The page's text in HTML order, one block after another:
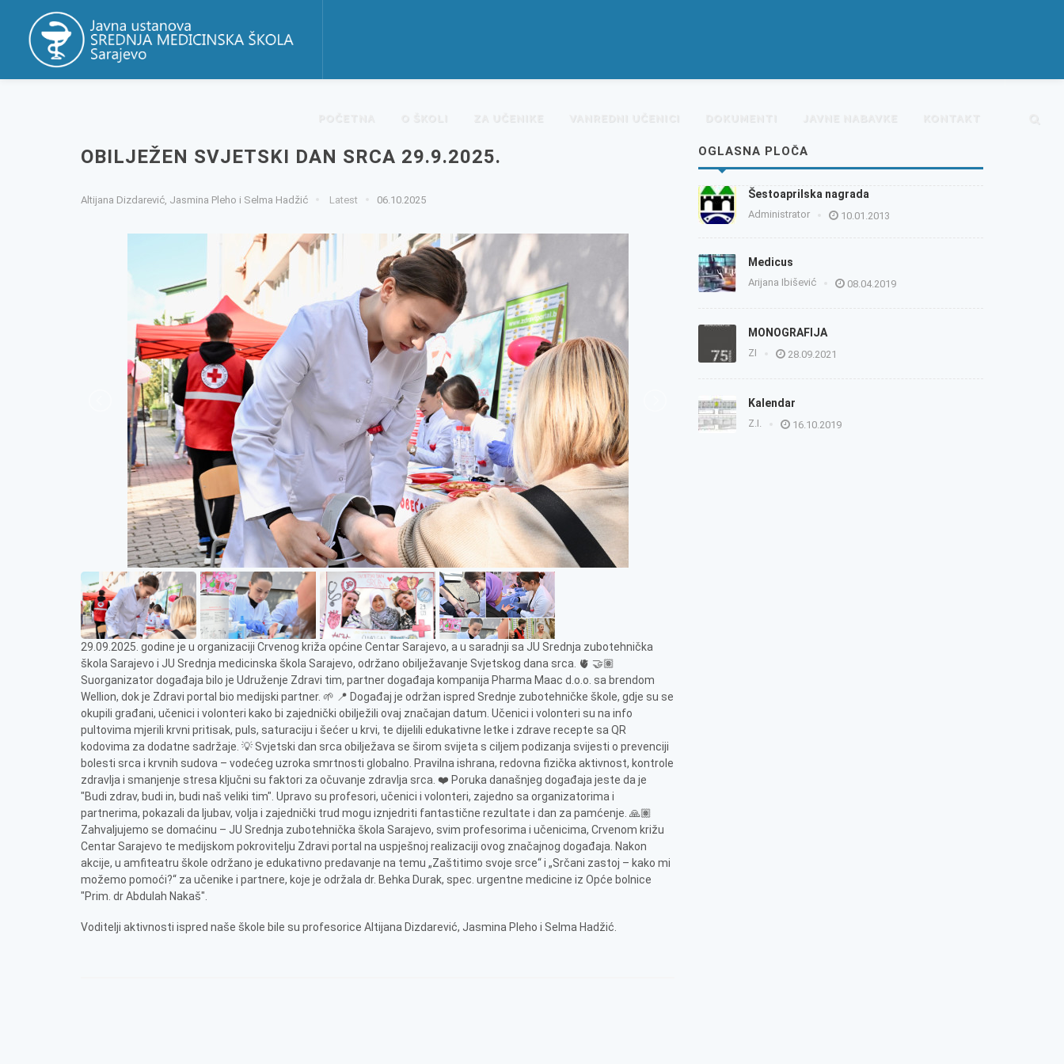
POČETNA O ŠKOLI ZA UČENIKE VANREDNI UČENICI DOKUMENTI JAVNE NABAVKE KONTAKT
OBILJEŽEN SVJETSKI DAN SRCA 29.9.2025.
Altijana Dizdarević, Jasmina Pleho i Selma Hadžić Latest 06.10.2025
29.09.2025. godine je u organizaciji Crvenog križa općine Centar Sarajevo, a u saradnji sa JU Srednja zubotehnička
škola Sarajevo i JU Srednja medicinska škola Sarajevo, održano obilježavanje Svjetskog dana srca. 🫀 🤝🏽
Suorganizator događaja bilo je Udruženje Zdravi tim, partner događaja kompanija Pharma Maac d.o.o. sa brendom
Wellion, dok je Zdravi portal bio medijski partner. 🌱 📍 Događaj je održan ispred Srednje zubotehničke škole, gdje su se
okupili građani, učenici i volonteri kako bi zajednički obilježili ovaj značajan datum. Učenici i volonteri su na info
pultovima mjerili krvni pritisak, puls, saturaciju i šećer u krvi, te dijelili edukativne letke i zdrave recepte sa QR
kodovima za dodatne sadržaje. 💡 Svjetski dan srca obilježava se širom svijeta s ciljem podizanja svijesti o prevenciji
bolesti srca i krvnih sudova – vodećeg uzroka smrtnosti globalno. Pravilna ishrana, redovna fizička aktivnost, kontrole
zdravlja i smanjenje stresa ključni su faktori za očuvanje zdravlja srca. ❤️ Poruka današnjeg događaja jeste da je
"Budi zdrav, budi in, budi naš veliki tim". Upravo su profesori, učenici i volonteri, zajedno sa organizatorima i
partnerima, pokazali da ljubav, volja i zajednički trud mogu iznjedriti fantastične rezultate i dan za pamćenje. 🙏🏽
Zahvaljujemo se domaćinu – JU Srednja zubotehnička škola Sarajevo, svim profesorima i učenicima, Crvenom križu
Centar Sarajevo te medijskom pokrovitelju Zdravi portal na uspješnoj realizaciji ovog značajnog događaja. Nakon
akcije, u amfiteatru škole održano je edukativno predavanje na temu „Zaštitimo svoje srce“ i „Srčani zastoj – kako mi
možemo pomoći?“ za učenike i partnere, koje je održala dr. Behka Durak, spec. urgentne medicine iz Opće bolnice
"Prim. dr Abdulah Nakaš".
Voditelji aktivnosti ispred naše škole bile su profesorice Altijana Dizdarević, Jasmina Pleho i Selma Hadžić.
OGLASNA PLOČA
Šestoaprilska nagrada
Administrator 10.01.2013
Medicus
Arijana Ibišević 08.04.2019
MONOGRAFIJA
ZI 28.09.2021
Kalendar
Z.I. 16.10.2019